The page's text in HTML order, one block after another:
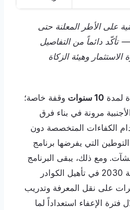
على الأطر المعلنة حتى
— تأكّد دائماً من التفاصيل
الاستثمار وهيئة الزكاة
لمدة 10 سنوات
وقفة خاصة؛
مرونة في بناء فرق
الكفاءات المتخصصة دون
التي يفرضها برنامج
ومع ذلك، يبقى البرنامج
منسجماً مع أهداف رؤية 2030 في تأهيل الكوادر
على نقل المعرفة وتدريب
فترة الإعفاء استعداداً لما